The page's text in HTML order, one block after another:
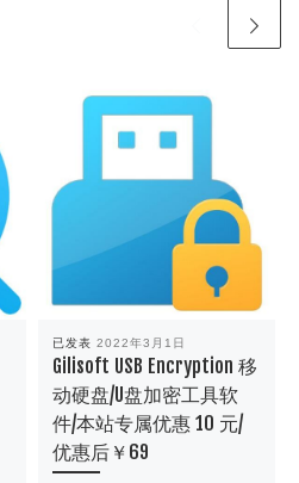
已发表 2022年3月1日
Gilisoft USB Encryption 移
动硬盘/U盘加密工具软
件/本站专属优惠 10 元/
优惠后￥69